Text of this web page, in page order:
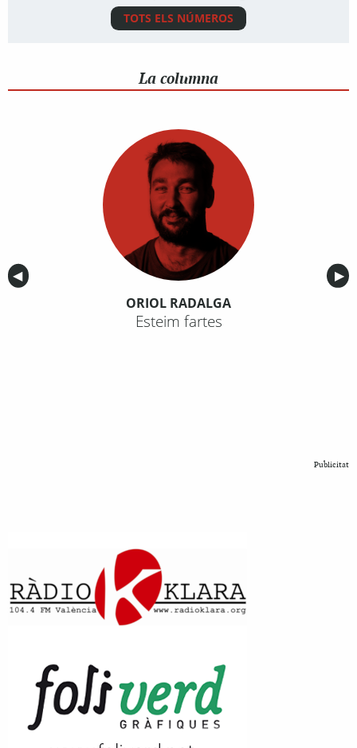
TOTS ELS NÚMEROS
La columna
Anterior
◀︎ ▶︎
ORIOL RADALGA
Esteim fartes
Publicitat